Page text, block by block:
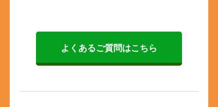
よくあるご質問はこちら